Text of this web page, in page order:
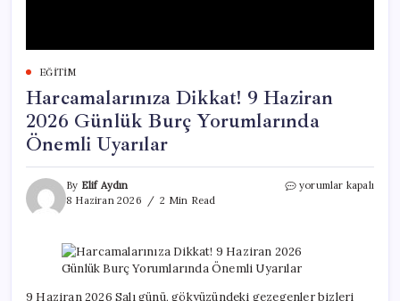
EĞITIM
Harcamalarınıza Dikkat! 9 Haziran
2026 Günlük Burç Yorumlarında
Önemli Uyarılar
By Elif Aydın
8 Haziran 2026
2 Min Read
Harcamalarınıza
2026
Burç
Yorumlarında
yorumlar kapalı
9 Haziran 2026 Salı günü, gökyüzündeki gezegenler bizleri